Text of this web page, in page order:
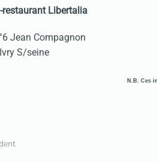
restaurant Libertalia
Jean Compagnon
S/seine
N.B. Ces